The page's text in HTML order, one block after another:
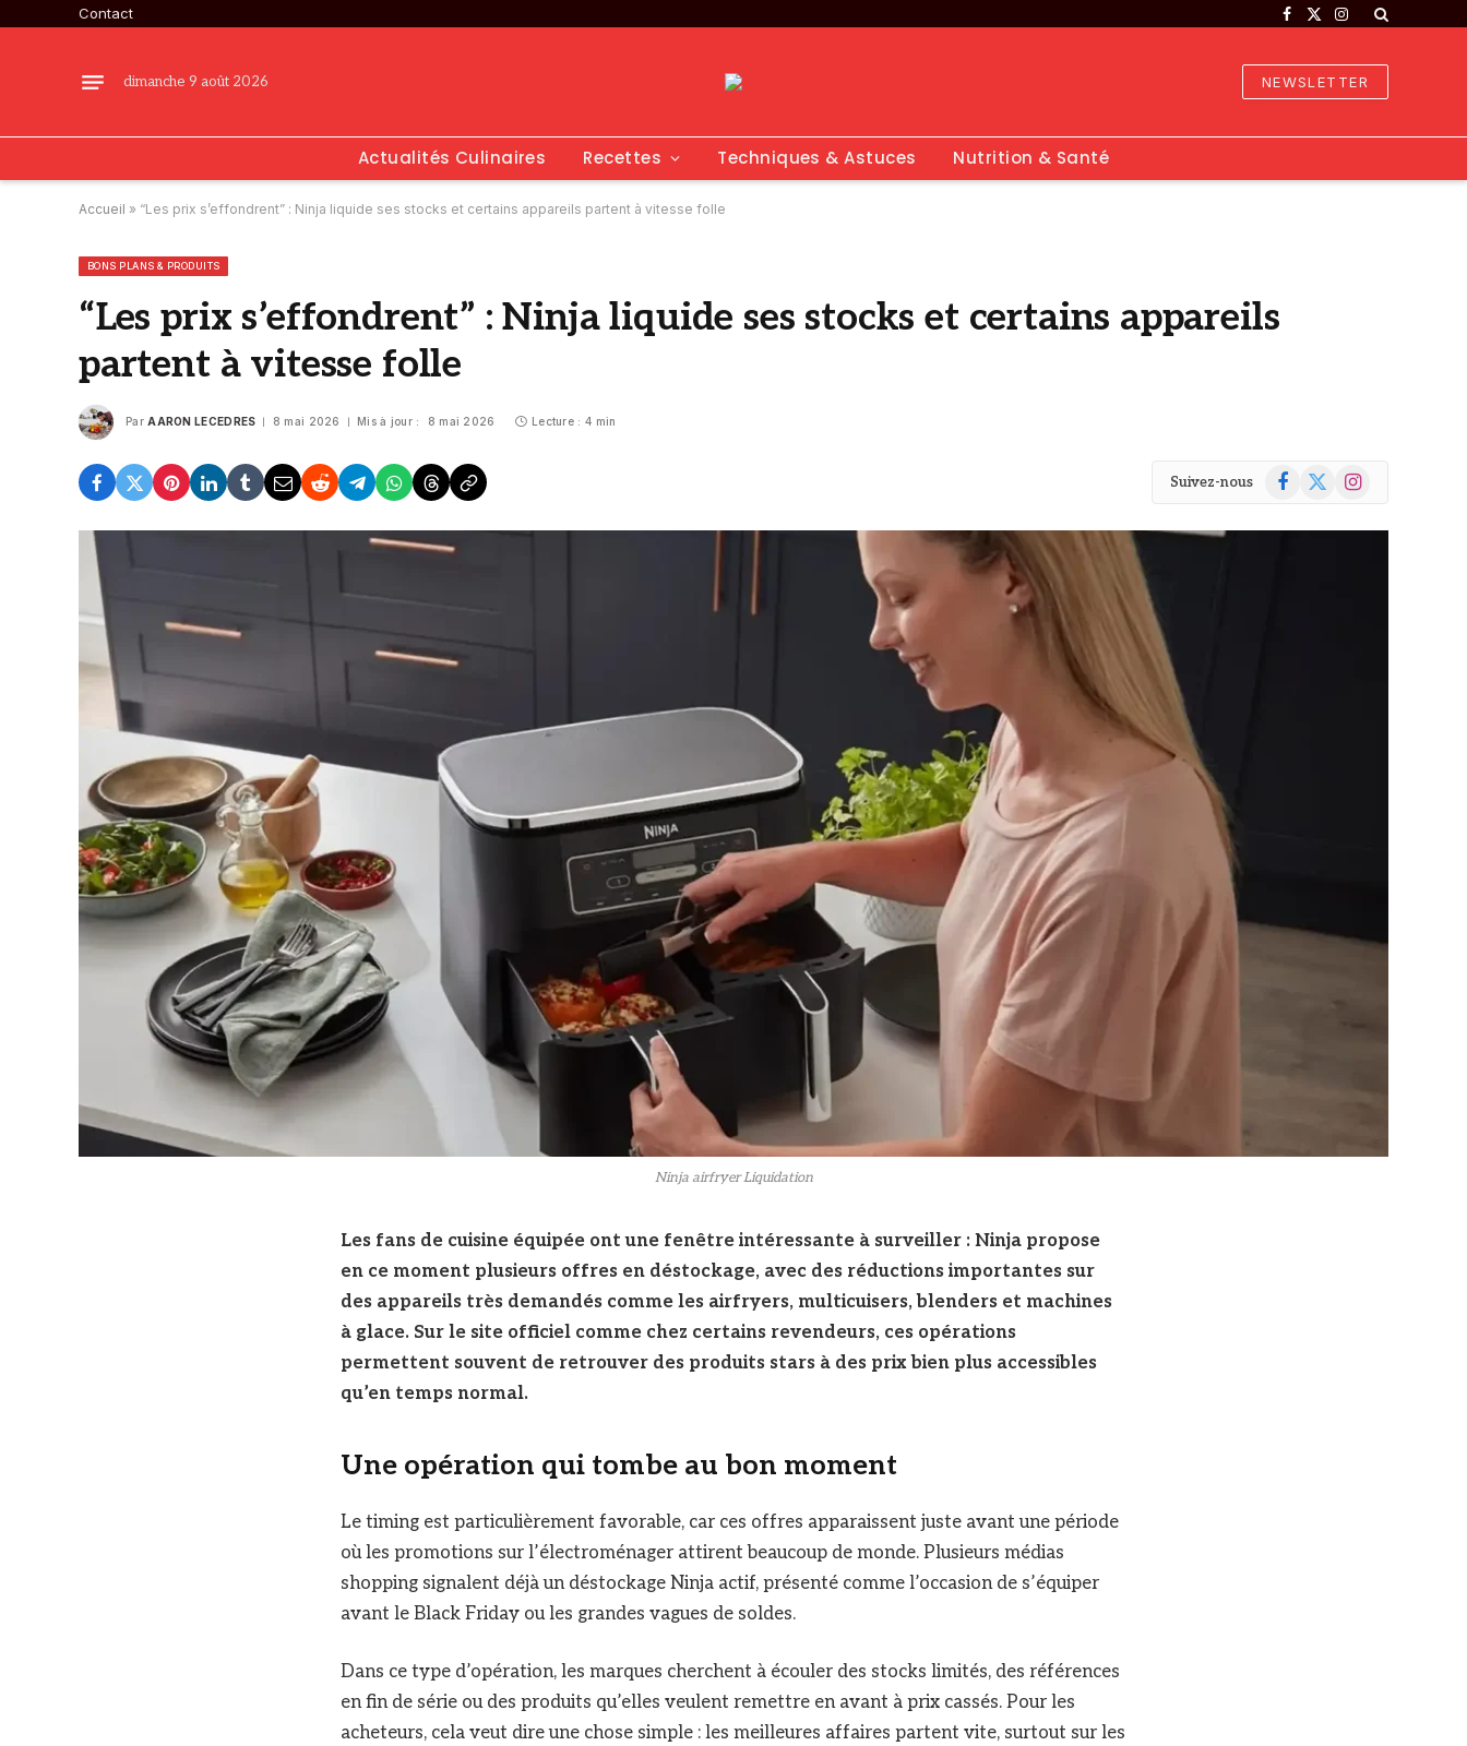
Contact
Facebook
X
Instagram
dimanche 9 août 2026 NEWSLETTER
Actualités Culinaires Recettes Techniques & Astuces Nutrition & Santé
Accueil » “Les prix s’effondrent” : Ninja liquide ses stocks et certains appareils partent à vitesse folle
BONS PLANS & PRODUITS
“Les prix s’effondrent” : Ninja liquide ses stocks et certains appareils
partent à vitesse folle
Par AARON LECEDRES 8 mai 2026 Mis à jour : 8 mai 2026 Lecture : 4 min
Suivez-nous Facebook
X
Instagram
© Ninja
Ninja airfryer Liquidation
Les fans de cuisine équipée ont une fenêtre intéressante à surveiller : Ninja propose
en ce moment plusieurs offres en déstockage, avec des réductions importantes sur
des appareils très demandés comme les airfryers, multicuisers, blenders et machines
à glace. Sur le site officiel comme chez certains revendeurs, ces opérations
permettent souvent de retrouver des produits stars à des prix bien plus accessibles
qu’en temps normal.
Une opération qui tombe au bon moment
Le timing est particulièrement favorable, car ces offres apparaissent juste avant une période
où les promotions sur l’électroménager attirent beaucoup de monde. Plusieurs médias
shopping signalent déjà un déstockage Ninja actif, présenté comme l’occasion de s’équiper
avant le Black Friday ou les grandes vagues de soldes.
Dans ce type d’opération, les marques cherchent à écouler des stocks limités, des références
en fin de série ou des produits qu’elles veulent remettre en avant à prix cassés. Pour les
acheteurs, cela veut dire une chose simple : les meilleures affaires partent vite, surtout sur les